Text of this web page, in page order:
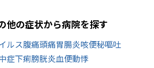
他の症状から病院を探す
ルス腹痛頭痛胃腸炎咳便秘嘔吐
症下痢膀胱炎血便動悸